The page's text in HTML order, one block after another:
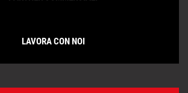
LAVORA CON NOI